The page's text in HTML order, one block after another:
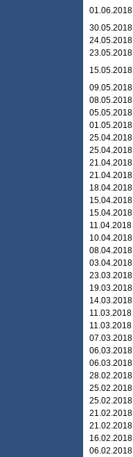
01.06.2018
30.05.2018
24.05.2018
23.05.2018
15.05.2018
09.05.2018
08.05.2018
05.05.2018
01.05.2018
25.04.2018
25.04.2018
21.04.2018
21.04.2018
18.04.2018
15.04.2018
15.04.2018
11.04.2018
10.04.2018
08.04.2018
03.04.2018
23.03.2018
19.03.2018
14.03.2018
11.03.2018
11.03.2018
07.03.2018
06.03.2018
06.03.2018
28.02.2018
25.02.2018
25.02.2018
21.02.2018
21.02.2018
16.02.2018
06.02.2018